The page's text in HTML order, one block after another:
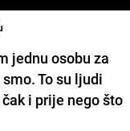
jednu osobu za
To su ljudi
i prije nego što